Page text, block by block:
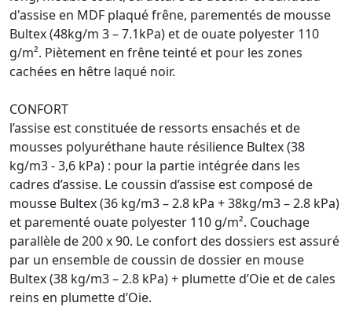
d'assise en MDF plaqué frêne, parementés de mousse
Bultex (48kg/m 3 – 7.1kPa) et de ouate polyester 110
g/m². Piètement en frêne teinté et pour les zones
cachées en hêtre laqué noir.
CONFORT
l’assise est constituée de ressorts ensachés et de
mousses polyuréthane haute résilience Bultex (38
kg/m3 - 3,6 kPa) : pour la partie intégrée dans les
cadres d’assise. Le coussin d’assise est composé de
mousse Bultex (36 kg/m3 – 2.8 kPa + 38kg/m3 – 2.8 kPa)
et parementé ouate polyester 110 g/m². Couchage
parallèle de 200 x 90. Le confort des dossiers est assuré
par un ensemble de coussin de dossier en mouse
Bultex (38 kg/m3 – 2.8 kPa) + plumette d’Oie et de cales
reins en plumette d’Oie.